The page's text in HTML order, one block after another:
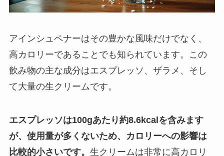
アインシュペナーはその豊かな風味だけでなく、
高カロリーであることでも知られています。この
飲み物の主な成分はエスプレッソ、ザラメ、そし
て大量の生クリームです。
エスプレッソは100gあたり約8.6kcalを含みます
が、使用量が多くないため、カロリーへの影響は
比較的小さいです。 生クリームは非常に高カロリ